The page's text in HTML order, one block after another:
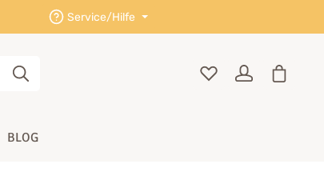
Service/Hilfe
BLOG